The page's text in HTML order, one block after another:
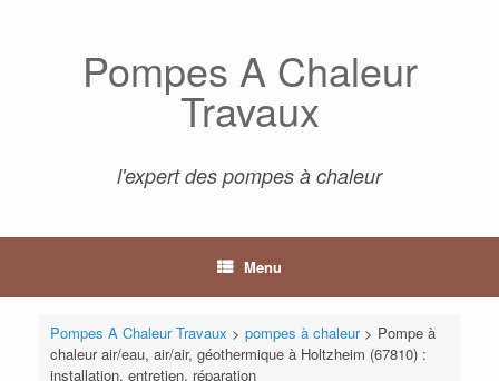
Pompes A Chaleur
Travaux
l'expert des pompes à chaleur
Menu
Pompes A Chaleur Travaux > pompes à chaleur> Pompe à
chaleur air/eau, air/air, géothermique à Holtzheim (67810) :
installation, entretien, réparation